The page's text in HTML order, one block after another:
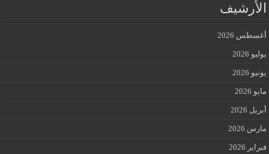
الأرشيف
أغسطس 2026
يوليو 2026
يونيو 2026
مايو 2026
أبريل 2026
مارس 2026
فبراير 2026